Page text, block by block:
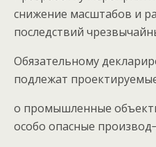
снижение масштабов и
последствий
Обязательному
подлежат
o промышленные
особо опасные